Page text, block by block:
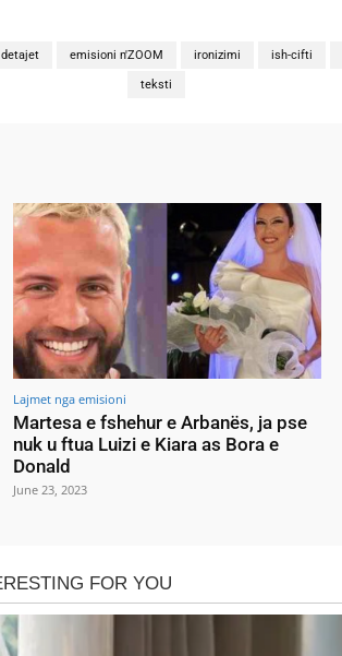
detajet emisioni n'ZOOM ironizimi ish-cifti
teksti
Lajmet nga emisioni
Martesa e fshehur e Arbanës, ja pse
nuk u ftua Luizi e Kiara as Bora e
Donald
June 23, 2023